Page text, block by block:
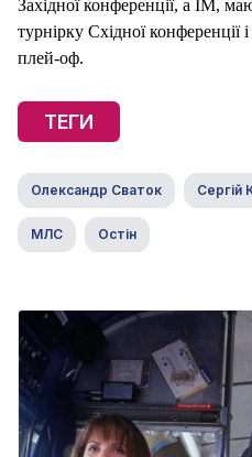
Західної конференції, а ІМ,
турнірку Східної конференції
плей-оф.
ТЕГИ
Олександр Сваток Сергій
МЛС Остін